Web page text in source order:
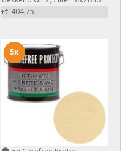
+€ 404,75
5x